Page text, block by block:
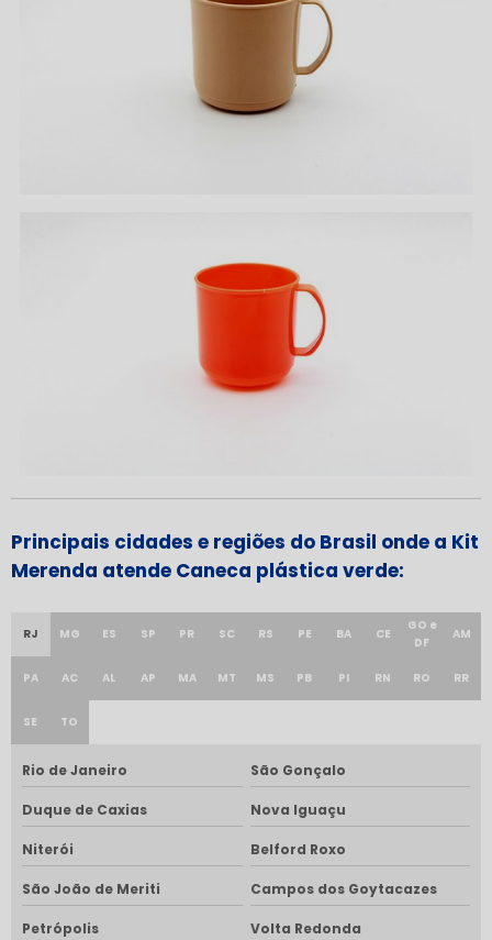
Principais cidades e regiões do Brasil onde a Kit
Merenda atende Caneca plástica verde:
RJ MG ES SP PR SC RS PE BA CE
GO e
DF
AM
PA AC AL AP MA MT MS PB PI RN RO RR
SE TO
Rio de Janeiro São Gonçalo
Duque de Caxias Nova Iguaçu
Niterói Belford Roxo
São João de Meriti Campos dos Goytacazes
Petrópolis Volta Redonda